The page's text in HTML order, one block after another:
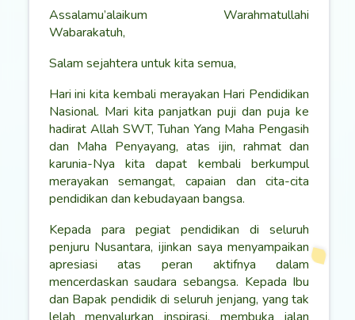
Assalamu’alaikum Warahmatullahi
Wabarakatuh,
Salam sejahtera untuk kita semua,
Hari ini kita kembali merayakan Hari Pendidikan
Nasional. Mari kita panjatkan puji dan puja ke
hadirat Allah SWT, Tuhan Yang Maha Pengasih
dan Maha Penyayang, atas ijin, rahmat dan
karunia-Nya kita dapat kembali berkumpul
merayakan semangat, capaian dan cita-cita
pendidikan dan kebudayaan bangsa.
Kepada para pegiat pendidikan di seluruh
penjuru Nusantara, ijinkan saya menyampaikan
apresiasi atas peran aktifnya dalam
mencerdaskan saudara sebangsa. Kepada Ibu
dan Bapak pendidik di seluruh jenjang, yang tak